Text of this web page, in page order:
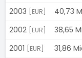
2003
[EUR] 40,73
2002
[EUR] 38,65
2001
[EUR] 31,86